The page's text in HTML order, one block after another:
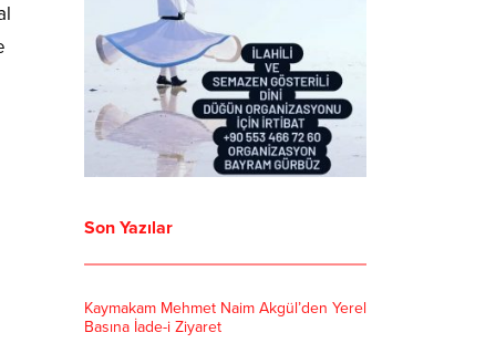
Son Yazılar
Kaymakam Mehmet Naim Akgül’den Yerel
Basına İade-i Ziyaret